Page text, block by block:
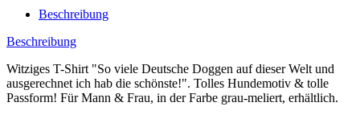
Beschreibung
Beschreibung
Witziges T-Shirt "So viele Deutsche Doggen auf dieser Welt und
ausgerechnet ich hab die schönste!". Tolles Hundemotiv & tolle
Passform! Für Mann & Frau, in der Farbe grau-meliert, erhältlich.